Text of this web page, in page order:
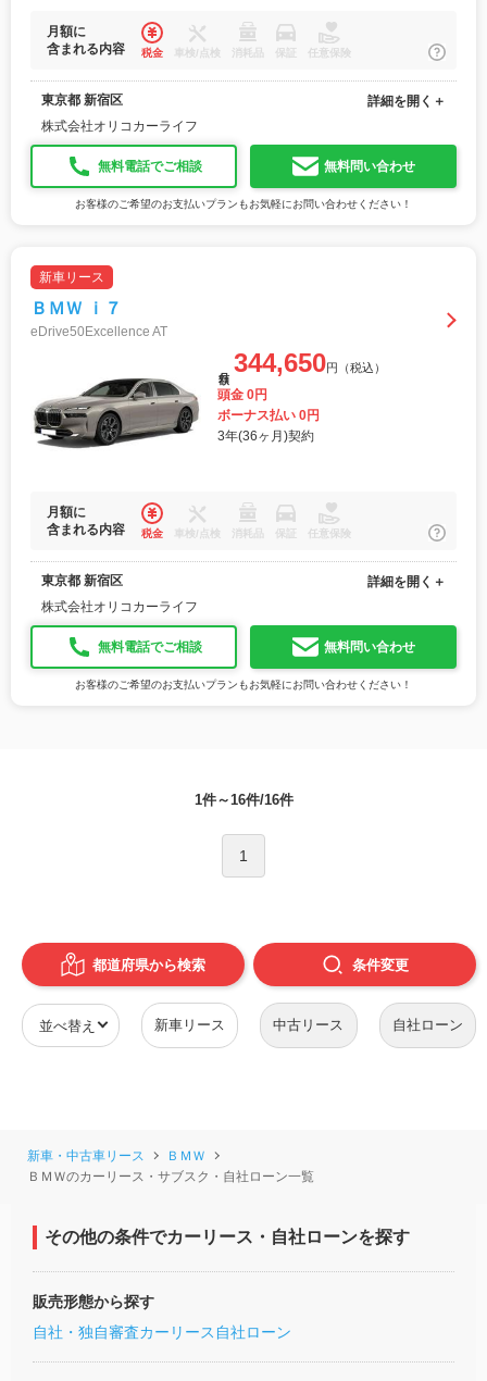
月額に
含まれる内容
税金 車検/点検 消耗品 保証 任意保険
東京都 新宿区
株式会社オリコカーライフ
詳細を開く＋
無料電話でご相談 無料問い合わせ
お客様のご希望のお支払いプランもお気軽にお問い合わせください！
新車リース
ＢＭＷ ｉ７
eDrive50Excellence AT
344,650円（税込）
頭金 0円
ボーナス払い 0円
3年(36ヶ月)契約
月額に
含まれる内容
税金 車検/点検 消耗品 保証 任意保険
東京都 新宿区
株式会社オリコカーライフ
詳細を開く＋
無料電話でご相談 無料問い合わせ
お客様のご希望のお支払いプランもお気軽にお問い合わせください！
1件～16件/16件
1
都道府県から検索 条件変更
新車リース 中古リース 自社ローン
新車・中古車リース
ＢＭＷ
ＢＭＷのカーリース・サブスク・自社ローン一覧
その他の条件でカーリース・自社ローンを探す
販売形態から探す
自社・独自審査カーリース 自社ローン